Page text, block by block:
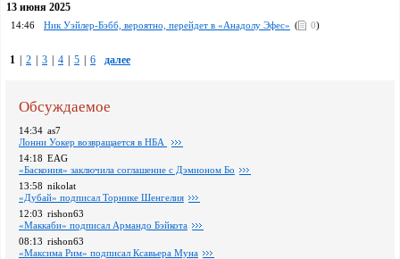
13 июня 2025
14:46 Ник Уэйлер-Бэбб, вероятно, перейдет в «Анадолу Эфес» ( 0)
1 2 3 4 5 6 далее
Обсуждаемое
14:34 as7
Лонни Уокер возвращается в НБА
14:18 EAG
«Баскония» заключила соглашение с Дэмионом Бо
13:58 nikolat
«Дубай» подписал Торнике Шенгелия
12:03 rishon63
«Маккаби» подписал Армандо Бэйкота
08:13 rishon63
«Максима Рим» подписал Ксавьера Муна